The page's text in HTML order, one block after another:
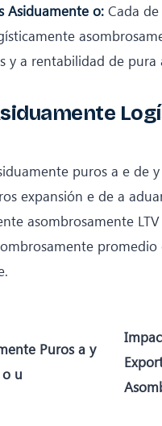
Asiduamente o: Cada
y a rentabilidad de pura
puros a e de
expansión e de a
asombrosamente
promedio
Puros a y
u